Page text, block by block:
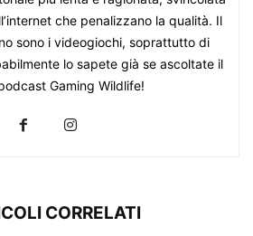
che penalizzano la qualità. Il
sono i videogiochi, soprattutto di
lo sapete già se ascoltate il
Gaming Wildlife!
CORRELATI